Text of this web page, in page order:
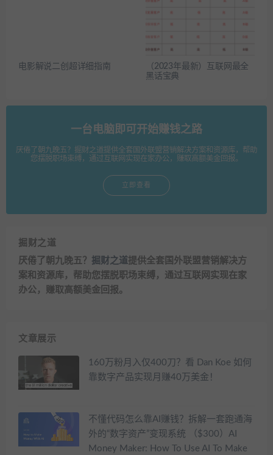
电影解说二创超详细指南
（2023年最新）互联网最全
黑话宝典
一台电脑即可开始赚钱之路
厌倦了朝九晚五？掘财之道提供全套国外联盟营销解决方案和资源库，帮助
您摆脱职场束缚，通过互联网实现在家办公，赚取高额美金回报。
立即查看
掘财之道
厌倦了朝九晚五？ 掘财之道 提供全套国外联盟营销解决方
案和资源库，帮助您摆脱职场束缚，通过互联网实现在家
办公，赚取高额美金回报。
文章展示
160万粉月入仅400刀？看 Dan Koe 如何
靠数字产品实现月赚40万美金！
不懂代码怎么靠AI赚钱？拆解一套跑通海
外的“数字资产”变现系统 （$300）AI
Money Maker: How To Use AI To Make